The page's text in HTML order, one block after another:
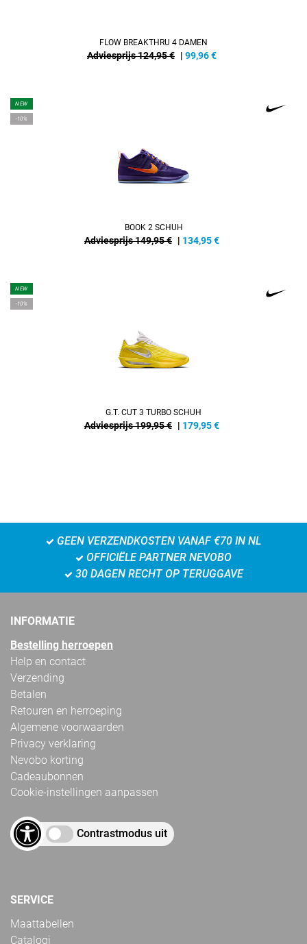
FLOW BREAKTHRU 4 DAMEN
Adviesprijs 124,95 € | 99,96€
NEW
-10%
BOOK 2 SCHUH
Adviesprijs 149,95 € | 134,95€
NEW
-10%
G.T. CUT 3 TURBO SCHUH
Adviesprijs 199,95 € | 179,95€
GEEN VERZENDKOSTEN VANAF €70 IN NL
OFFICIËLE PARTNER NEVOBO
30 DAGEN RECHT OP TERUGGAVE
INFORMATIE
Bestelling herroepen
Help en contact
Verzending
Betalen
Retouren en herroeping
Algemene voorwaarden
Privacy verklaring
Nevobo korting
Cadeaubonnen
Cookie-instellingen aanpassen
Contrastmodus uit
SERVICE
Maattabellen
Catalogi